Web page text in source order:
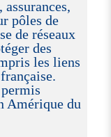
assurances,
pôles de
de réseaux
des
les liens
Amérique du